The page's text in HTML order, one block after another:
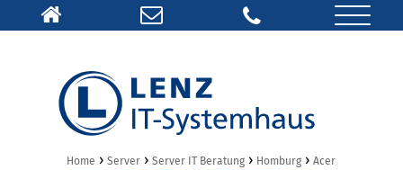
Home › Server › Server IT Beratung › Homburg › Acer